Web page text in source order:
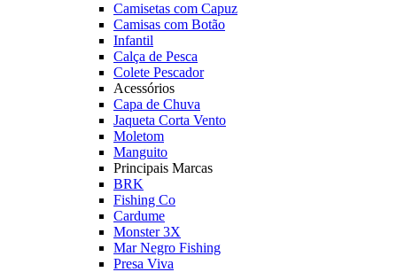
Camisetas com Capuz
Camisas com Botão
Infantil
Calça de Pesca
Colete Pescador
Acessórios
Capa de Chuva
Jaqueta Corta Vento
Moletom
Manguito
Principais Marcas
BRK
Fishing Co
Cardume
Monster 3X
Mar Negro Fishing
Presa Viva